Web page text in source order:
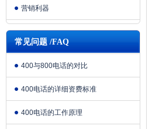
营销利器
常见问题 /FAQ
400与800电话的对比
400电话的详细资费标准
400电话的工作原理